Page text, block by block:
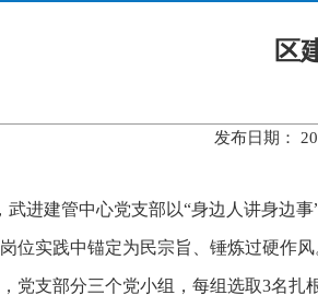
区
发布日期：
武进建管中心党支部以“身边人讲身边
位实践中锚定为民宗旨、锤炼过硬作风
党支部分三个党小组，每组选取3名